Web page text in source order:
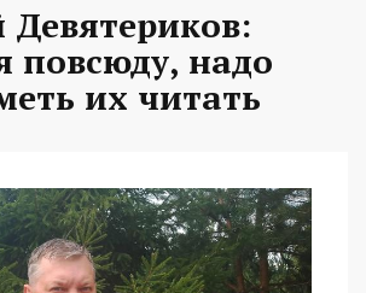
повсюду, надо
их читать